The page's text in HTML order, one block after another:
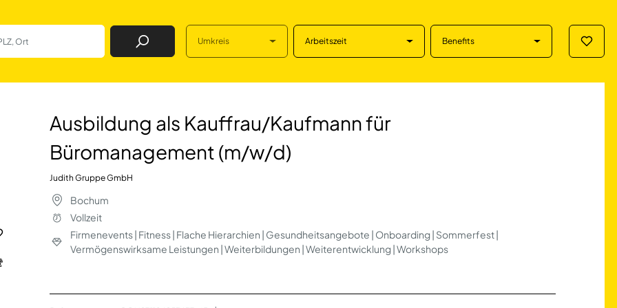
Job Finden Umkreis Arbeitszeit Benefits
Kaufmann für
Ausbildung als Kauffrau/Kaufmann für
Büromanagement (m/w/d)
Judith Gruppe GmbH
Bochum
Vollzeit
Firmenevents | Fitness | Flache Hierarchien | Gesundheitsangebote | Onboarding | Sommerfest |
Vermögenswirksame Leistungen | Weiterbildungen | Weiterentwicklung | Workshops